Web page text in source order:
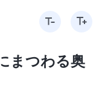
まつわる奥